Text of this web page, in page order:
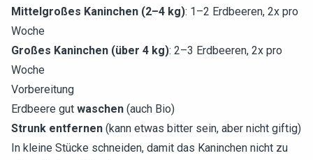
Mittelgroßes Kaninchen (2–4 kg): 1–2 Erdbeeren, 2x pro
Woche
Großes Kaninchen (über 4 kg): 2–3 Erdbeeren, 2x pro
Woche
Vorbereitung
Erdbeere gut waschen (auch Bio)
Strunk entfernen (kann etwas bitter sein, aber nicht giftig)
In kleine Stücke schneiden, damit das Kaninchen nicht zu